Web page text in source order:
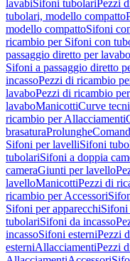
lavabiSifoni tubolariPezzi
tubolari, modello compatto
modello compattoSifoni
ricambio per Sifoni con
passaggio diretto per
Sifoni a passaggio diretto
incassoPezzi di ricambio
lavaboPezzi di ricambio
lavaboManicottiCurve
ricambio per Allacciamenti
brasaturaProlunghe
Sifoni per lavelliSifoni
tubolariSifoni a doppia
cameraGiunti per lavello
lavelloManicottiPezzi di
ricambio per Accessori
Sifoni per apparecchiSifoni
tubolariSifoni da incasso
incassoSifoni esterniPezzi
esterniAllacciamentiPezzi